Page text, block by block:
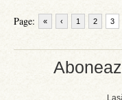
Page: « ‹ 1 2 3